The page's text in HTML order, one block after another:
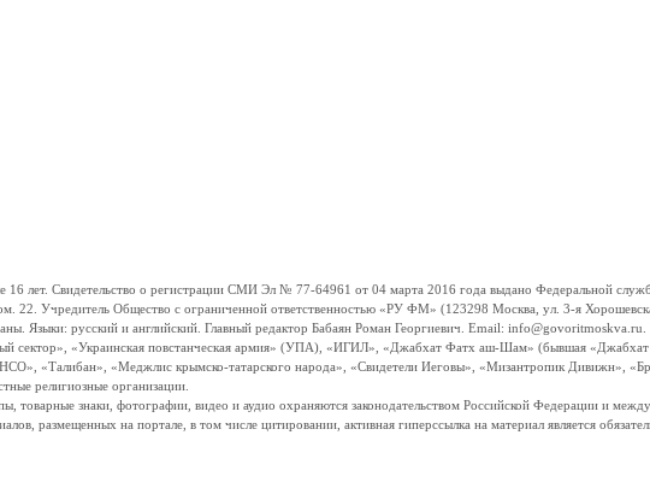
Свидетельство о регистрации СМИ Эл № 77-64961 от 04 марта 2016 года выдано Федеральной
22. Учредитель Общество с ограниченной ответственностью «РУ ФМ» (123298 Москва, ул. 3-я
Языки: русский и английский. Главный редактор Бабаян Роман Георгиевич. Email:
сектор», «Украинская повстанческая армия» (УПА), «ИГИЛ», «Джабхат Фатх аш-Шам» (бывшая
«Талибан», «Меджлис крымско-татарского народа», «Свидетели Иеговы», «Мизантропик Дивижн»,
религиозные организации.
товарные знаки, фотографии, видео и аудио охраняются законодательством Российской Федерации и
размещенных на портале, в том числе цитировании, активная гиперссылка на материал является